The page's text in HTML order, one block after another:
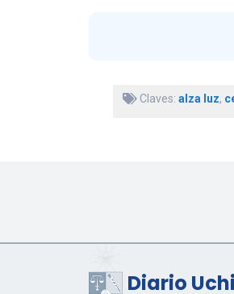
Claves: alza luz,
Diario